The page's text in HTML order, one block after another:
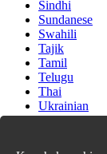
Sindhi
Sundanese
Swahili
Tajik
Tamil
Telugu
Thai
Ukrainian
Urdu
Vietnamese